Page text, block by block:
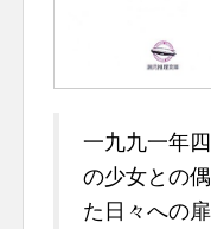
一九九一年
の少女との
た日々への